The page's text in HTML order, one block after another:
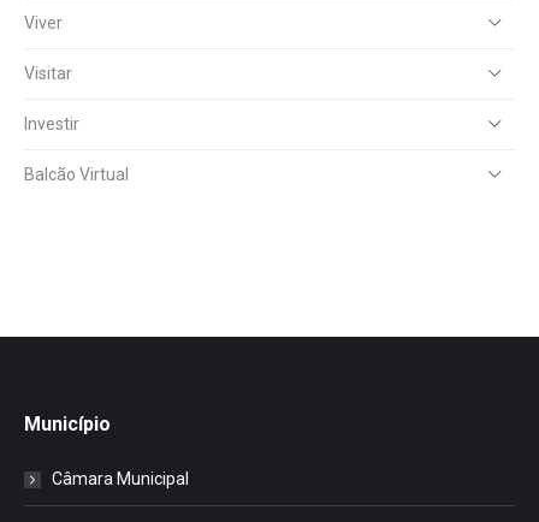
Viver
Visitar
Investir
Balcão Virtual
Município
Câmara Municipal